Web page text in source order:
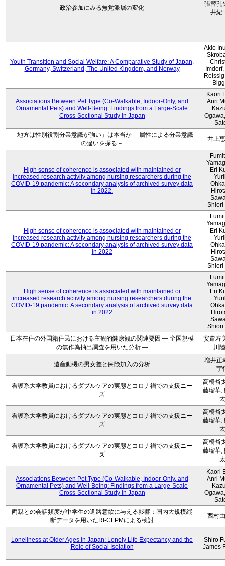
政治参加にみる無党派層の変化
張替孔
井紀
Youth Transition and Social Welfare: A Comparative Study of Japan,
Germany, Switzerland, The United Kingdom, and Norway
Akio
Associations Between Pet Type (Co-Walkable, Indoor-Only, and
Ornamental Pets) and Well-Being: Findings from a Large-Scale
Cross-Sectional Study in Japan
Kaori
Anri
「地方は性別役割分業意識が強い」は本当か －属性による分業意識
の違いを探る－
井上
High sense of coherence is associated with maintained or
increased research activity among nursing researchers during the
COVID-19 pandemic: A secondary analysis of archived survey data
in 2022.
Eri
Shiori
High sense of coherence is associated with maintained or
increased research activity among nursing researchers during the
COVID-19 pandemic: A secondary analysis of archived survey data
in 2022
Eri
Shiori
High sense of coherence is associated with maintained or
increased research activity among nursing researchers during the
COVID-19 pandemic: A secondary analysis of archived survey data
in 2022
Eri
Shiori
日本在住の外国籍住民における主観的健康観の関連要因 ― 全国規模
の無作為抽出調査を用いた分析 ―
安齋寿
川
遺産動機の男女差と保険加入の分析
増井正
宇
看護系大学教員におけるダブルケアの実態とコロナ禍での支援ニー
ズ
高橋裕
藤瑠華,
太
看護系大学教員におけるダブルケアの実態とコロナ禍での支援ニー
ズ
高橋裕
藤瑠華,
太
看護系大学教員におけるダブルケアの実態とコロナ禍での支援ニー
ズ
高橋裕
藤瑠華,
太
Associations Between Pet Type (Co-Walkable, Indoor-Only, and
Ornamental Pets) and Well-Being: Findings from a Large-Scale
Cross-Sectional Study in Japan
Kaori
Anri
両親との会話頻度が中学生の進路意欲に与える影響：国内大規模縦
断データを用いたRI-CLPMによる検討
西村
Loneliness at Older Ages in Japan: Lonely Life Expectancy and the
Role of Social Isolation
Shiro
James